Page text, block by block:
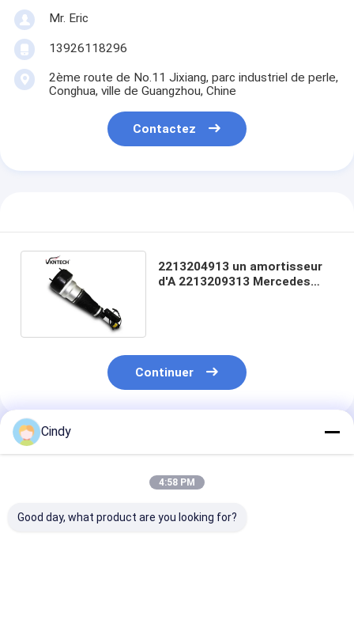
Mr. Eric
13926118296
2ème route de No.11 Jixiang, parc industriel de perle,
Conghua, ville de Guangzhou, Chine
Contactez
2213204913 un amortisseur
d'A 2213209313 Mercedes
Continuer
Produits Recommandés
Cindy
4:58 PM
Good day, what product are you looking for?